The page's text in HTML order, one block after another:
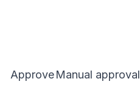
ApproveManual approval